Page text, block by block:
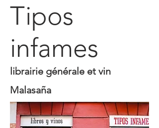
Tipos
infames
librairie générale et vin
Malasaña